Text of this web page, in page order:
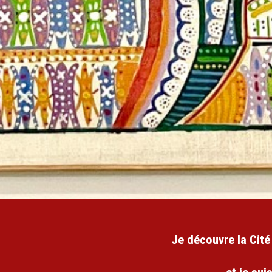
Je découvre la Cité